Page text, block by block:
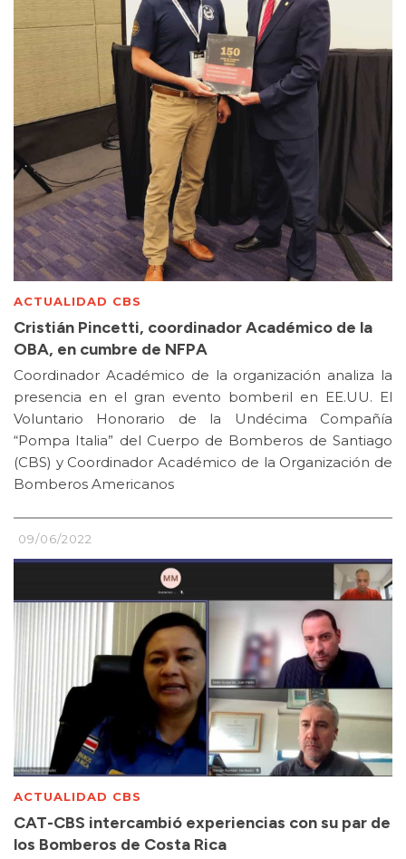
ACTUALIDAD CBS
Cristián Pincetti, coordinador Académico de la
OBA, en cumbre de NFPA
Coordinador Académico de la organización analiza la
presencia en el gran evento bomberil en EE.UU. El
Voluntario Honorario de la Undécima Compañía
“Pompa Italia” del Cuerpo de Bomberos de Santiago
(CBS) y Coordinador Académico de la Organización de
Bomberos Americanos
09/06/2022
ACTUALIDAD CBS
CAT-CBS intercambió experiencias con su par de
los Bomberos de Costa Rica